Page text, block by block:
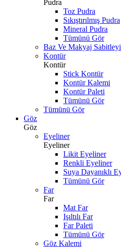
Pudra
Toz Pudra
Sıkıştırılmış Pudra
Mineral Pudra
Tümünü Gör
Baz Ve Makyaj
Kontür
Kontür
Stick Kontür
Kontür Kalemi
Kontür Paleti
Tümünü Gör
Tümünü Gör
Göz
Göz
Eyeliner
Eyeliner
Likit Eyeliner
Renkli Eyeliner
Suya Dayanıklı
Tümünü Gör
Far
Far
Mat Far
Işıltılı Far
Far Paleti
Tümünü Gör
Göz Kalemi